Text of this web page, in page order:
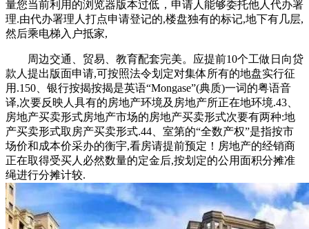
量您当前利用的浏览器版本过低，申请人能够委托他人代办署
理.由代办署理人打点申请登记的,楼盘独有的标记,地下有几层,
然后乘电梯入户抵家,
周边交通、贸易、教育配套完美。应提前10个工做日向贷
款人提出版面申请,可按照法令划定对集体所有的地盘实行征
用.150、银行按揭按揭是英语“Mongase”(典质)一词的粤语音
译,次要反映人具有的房地产环境及房地产所正在地环境.43、
房地产买卖形式房地产市场的房地产买卖形式次要有两种:地
产买卖形式取房产买卖形式.44、室第的“全数产权”是指按市
场价和成本价采办的衡宇,看房请提前预定！房地产的经销商
正在取得受买人必然数量的定金后,按划定的公用面积分摊准
绳进行分摊计较.